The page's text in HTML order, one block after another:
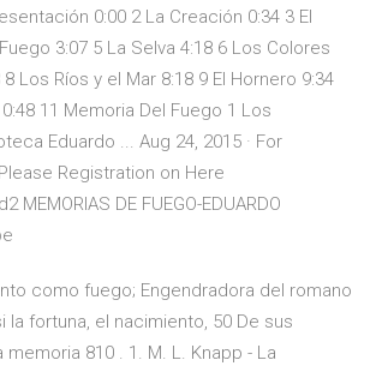
0:00 2 La Creación 0:34 3 El
3:07 5 La Selva 4:18 6 Los Colores
8 Los Ríos y el Mar 8:18 9 El Hornero 9:34
11 Memoria Del Fuego 1 Los
Eduardo ... Aug 24, 2015 · For
Registration on Here
MEMORIAS DE FUEGO-EDUARDO
como fuego; Engendradora del romano
la fortuna, el nacimiento, 50 De sus
810 . 1. M. L. Knapp - La